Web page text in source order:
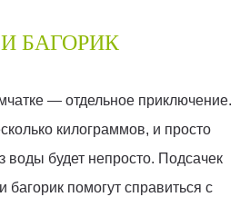
БАГОРИК
— отдельное приключение.
килограммов, и просто
воды будет непросто. Подсачек
багорик помогут справиться с